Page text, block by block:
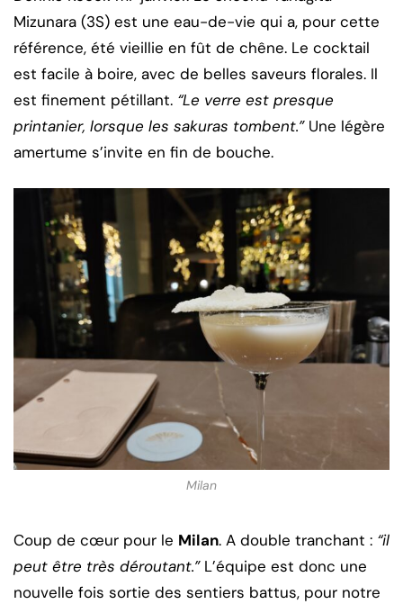
Mizunara (3S) est une eau-de-vie qui a, pour cette
référence, été vieillie en fût de chêne. Le cocktail
est facile à boire, avec de belles saveurs florales. Il
est finement pétillant. “Le verre est presque
printanier, lorsque les sakuras tombent.” Une légère
amertume s’invite en fin de bouche.
Milan
Coup de cœur pour le Milan. A double tranchant : “il
peut être très déroutant.” L’équipe est donc une
nouvelle fois sortie des sentiers battus, pour notre